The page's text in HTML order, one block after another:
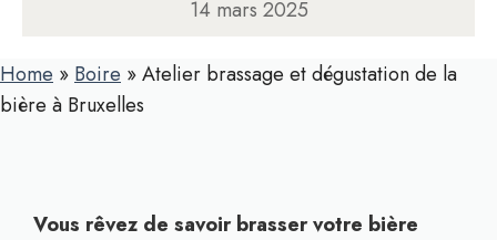
14 mars 2025
Home » Boire »Atelier brassage et dégustation de la
bière à Bruxelles
Vous rêvez de savoir brasser votre bière